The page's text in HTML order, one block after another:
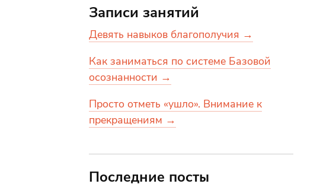
Записи занятий
Девять навыков благополучия →
Как заниматься по системе Базовой
осознанности →
Просто отметь «ушло». Внимание к
прекращениям →
Последние посты